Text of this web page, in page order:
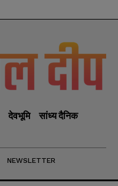
देवभूमि
सांध्य दैनिक
NEWSLETTER